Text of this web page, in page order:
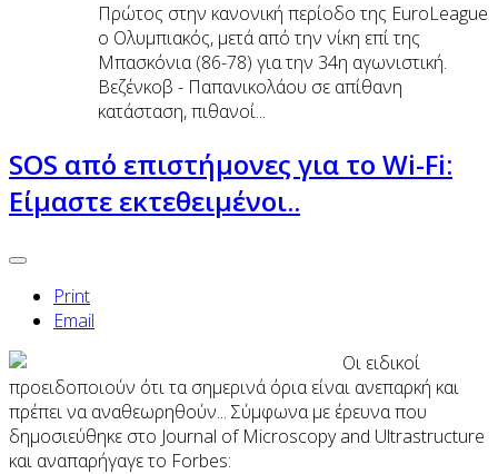
Πρώτος στην κανονική περίοδο της EuroLeague
ο Ολυμπιακός, μετά από την νίκη επί της
Μπασκόνια (86-78) για την 34η αγωνιστική.
Βεζένκοβ - Παπανικολάου σε απίθανη
κατάσταση, πιθανοί...
SOS από επιστήμονες για το Wi-Fi:
Είμαστε εκτεθειμένοι..
Print
Email
Oι ειδικοί
προειδοποιούν ότι τα σημερινά όρια είναι ανεπαρκή και
πρέπει να αναθεωρηθούν... Σύμφωνα με έρευνα που
δημοσιεύθηκε στο Journal of Microscopy and Ultrastructure
και αναπαρήγαγε το Forbes: